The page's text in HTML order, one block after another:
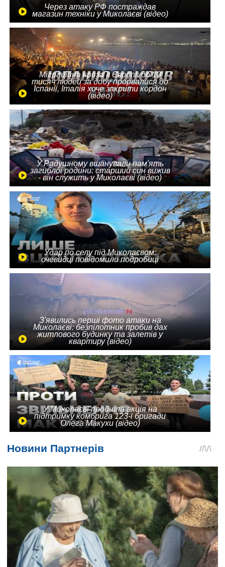
Через атаку РФ постраждав
магазин техніки у Миколаєві (відео)
Міграційна криза в Європі: до 10
тисяч людей за добу прорвалися до
Іспанії, Італія хоче закрити кордон
(відео)
У Радушному вшанували пам'ять
загиблої родини: старший син вижив
- він служить у Миколаєві (відео)
Удар по селу під Миколаєвом:
очевидці повідомили подробиці
З'явились перші фото атаки на
Миколаєві: безпілотник пробив дах
житлового будинку та залетів у
квартиру (відео)
У Миколаєві пройшла акція на
підтримку комбрига 123-ї бригади
Олега Макухи (відео)